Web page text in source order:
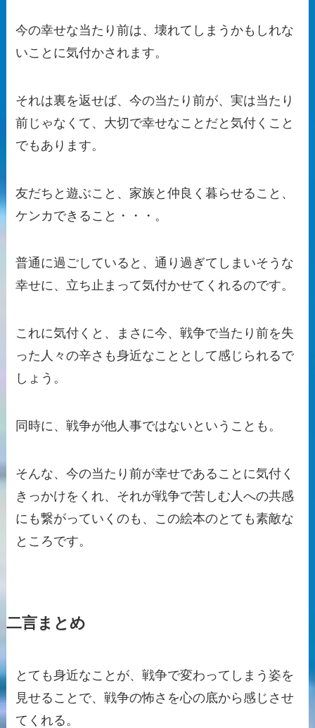
今の幸せな当たり前は、壊れてしまうかもしれな
いことに気付かされます。
それは裏を返せば、今の当たり前が、実は当たり
前じゃなくて、大切で幸せなことだと気付くこと
でもあります。
友だちと遊ぶこと、家族と仲良く暮らせること、
ケンカできること・・・。
普通に過ごしていると、通り過ぎてしまいそうな
幸せに、立ち止まって気付かせてくれるのです。
これに気付くと、まさに今、戦争で当たり前を失
った人々の辛さも身近なこととして感じられるで
しょう。
同時に、戦争が他人事ではないということも。
そんな、今の当たり前が幸せであることに気付く
きっかけをくれ、それが戦争で苦しむ人への共感
にも繋がっていくのも、この絵本のとても素敵な
ところです。
二言まとめ
とても身近なことが、戦争で変わってしまう姿を
見せることで、戦争の怖さを心の底から感じさせ
てくれる。